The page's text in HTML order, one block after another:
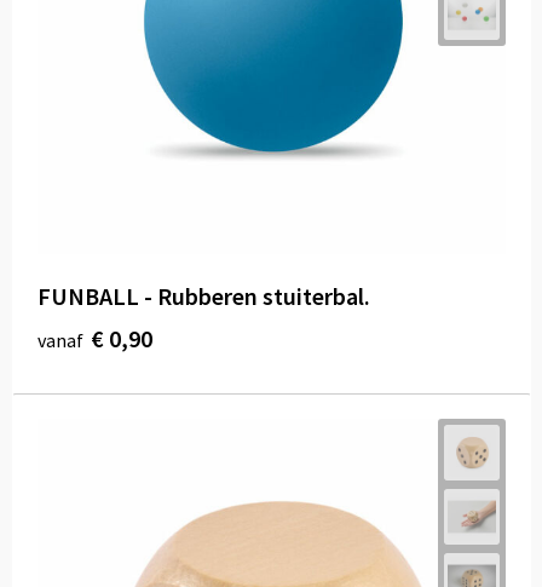
FUNBALL - Rubberen stuiterbal.
vanaf € 0,90